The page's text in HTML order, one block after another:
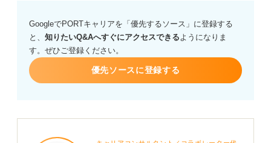
たのでやっぱり受かりたいです。よろしくお願いしま
す。
GoogleでPORTキャリアを「優先するソース」に登録する
と、 知りたいQ&Aへすぐにアクセスできるようになりま
す。ぜひご登録ください。
優先ソースに登録する